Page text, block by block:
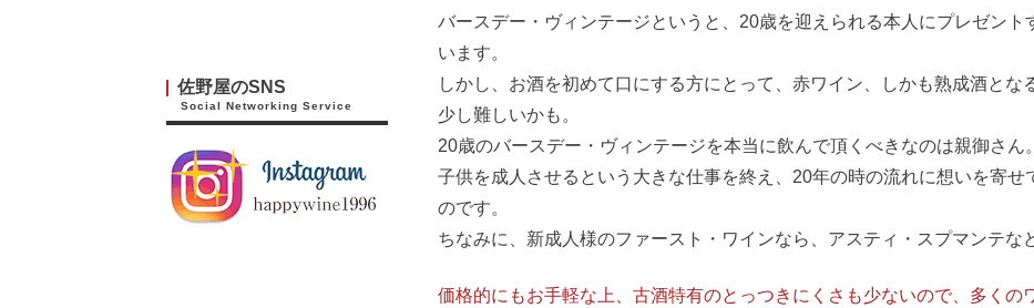
佐野屋のSNS
Social Networking Service
バースデー・ヴィンテージというと、20歳を迎えられる本人にプレゼン
います。
しかし、お酒を初めて口にする方にとって、赤ワイン、しかも熟成酒とな
少し難しいかも。
20歳のバースデー・ヴィンテージを本当に飲んで頂くべきなのは親御さん。
子供を成人させるという大きな仕事を終え、20年の時の流れに想いを寄
のです。
ちなみに、新成人様のファースト・ワインなら、アスティ・スプマンテな
価格的にもお手軽な上、古酒特有のとっつきにくさも少ないので、多くの